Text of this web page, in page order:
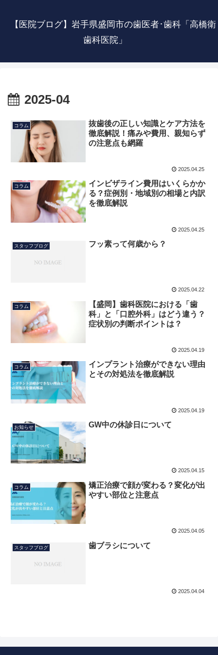
【医院ブログ】岩手県盛岡市の歯医者･歯科「高橋衛
歯科医院」
2025-04
コラム
抜歯後の正しい知識とケア方法を
徹底解説！痛みや費用、親知らず
の注意点も網羅
2025.04.25
コラム
インビザライン費用はいくらかか
る？症例別・地域別の相場と内訳
を徹底解説
2025.04.25
スタッフブログ フッ素って何歳から？
2025.04.22
コラム
【盛岡】歯科医院における「歯
科」と「口腔外科」はどう違う？
症状別の判断ポイントは？
2025.04.19
コラム
インプラント治療ができない理由
とその対処法を徹底解説
2025.04.19
お知らせ GW中の休診日について
2025.04.15
コラム
矯正治療で顔が変わる？変化が出
やすい部位と注意点
2025.04.05
スタッフブログ 歯ブラシについて
2025.04.04